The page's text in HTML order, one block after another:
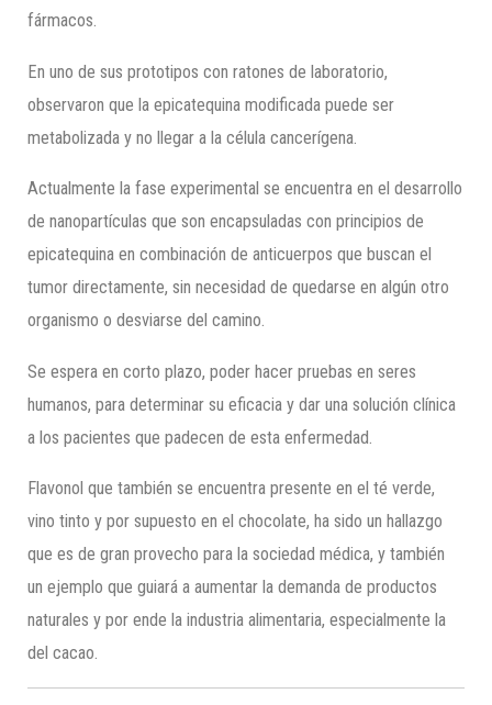
fármacos.
En uno de sus prototipos con ratones de laboratorio,
observaron que la epicatequina modificada puede ser
metabolizada y no llegar a la célula cancerígena.
Actualmente la fase experimental se encuentra en el desarrollo
de nanopartículas que son encapsuladas con principios de
epicatequina en combinación de anticuerpos que buscan el
tumor directamente, sin necesidad de quedarse en algún otro
organismo o desviarse del camino.
Se espera en corto plazo, poder hacer pruebas en seres
humanos, para determinar su eficacia y dar una solución clínica
a los pacientes que padecen de esta enfermedad.
Flavonol que también se encuentra presente en el té verde,
vino tinto y por supuesto en el chocolate, ha sido un hallazgo
que es de gran provecho para la sociedad médica, y también
un ejemplo que guiará a aumentar la demanda de productos
naturales y por ende la industria alimentaria, especialmente la
del cacao.